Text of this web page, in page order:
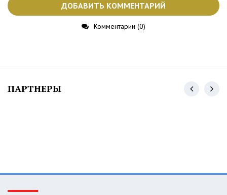
ДОБАВИТЬ КОММЕНТАРИЙ
Комментарии (0)
ПАРТНЕРЫ